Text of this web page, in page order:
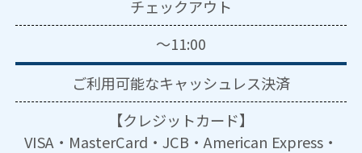
チェックアウト
～11:00
ご利用可能なキャッシュレス決済
【クレジットカード】
VISA・MasterCard・JCB・American Express・